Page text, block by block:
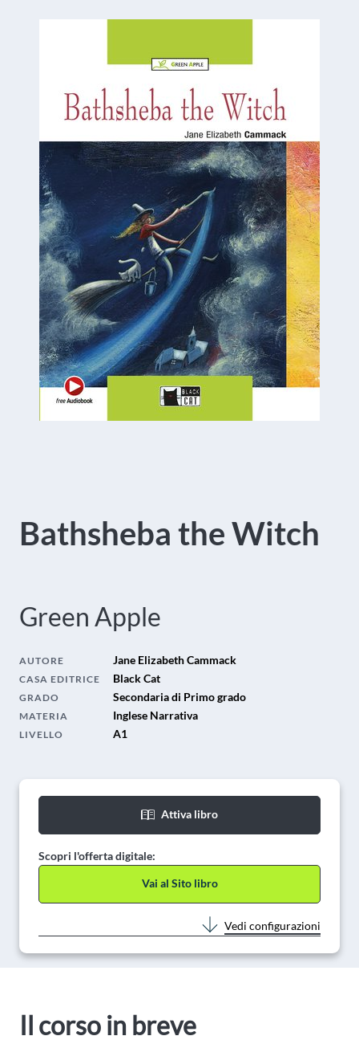
Bathsheba the Witch
Green Apple
AUTORE Jane Elizabeth Cammack
CASA EDITRICE Black Cat
GRADO Secondaria di Primo grado
MATERIA Inglese Narrativa
LIVELLO A1
Attiva libro
Scopri l'offerta digitale:
Vai al Sito libro
Vedi configurazioni
Il corso in breve